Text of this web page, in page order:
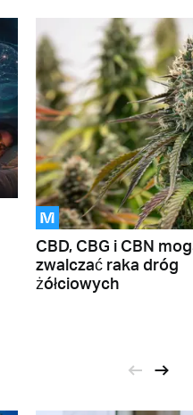
M
CBD, CBG i CBN
zwalczać raka dróg
żółciowych